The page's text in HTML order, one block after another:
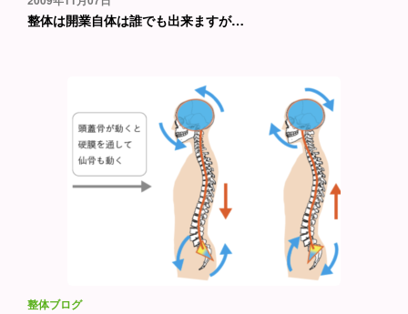
整体は開業自体は誰でも出来ますが…
整体ブログ